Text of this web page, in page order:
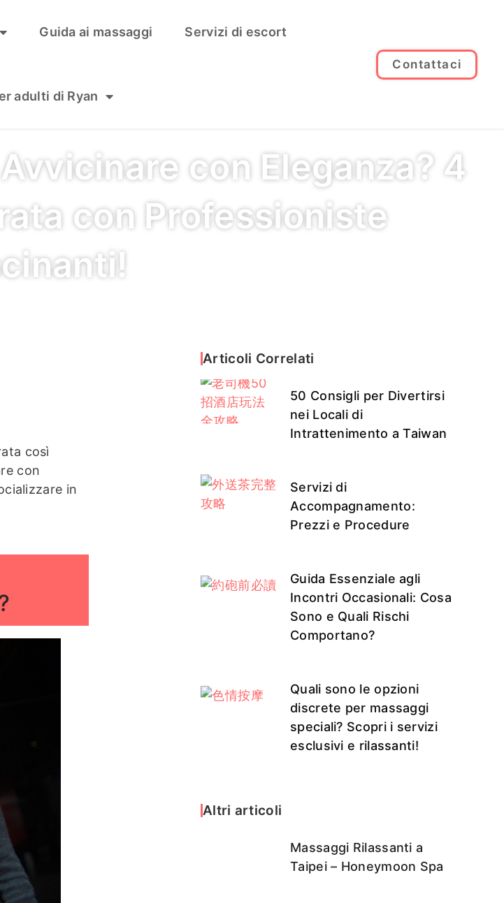
Guida ai massaggi Servizi di escort
adulti di Ryan
Contattaci
con Eleganza? 4
con Professioniste
così
con
in
Articoli Correlati
50 Consigli per Divertirsi
nei Locali di
Intrattenimento a Taiwan
Servizi di
Accompagnamento:
Prezzi e Procedure
Guida Essenziale agli
Incontri Occasionali: Cosa
Sono e Quali Rischi
Comportano?
Quali sono le opzioni
discrete per massaggi
speciali? Scopri i servizi
esclusivi e rilassanti!
Altri articoli
Massaggi Rilassanti a
Taipei – Honeymoon Spa